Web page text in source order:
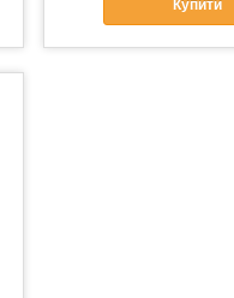
Купити